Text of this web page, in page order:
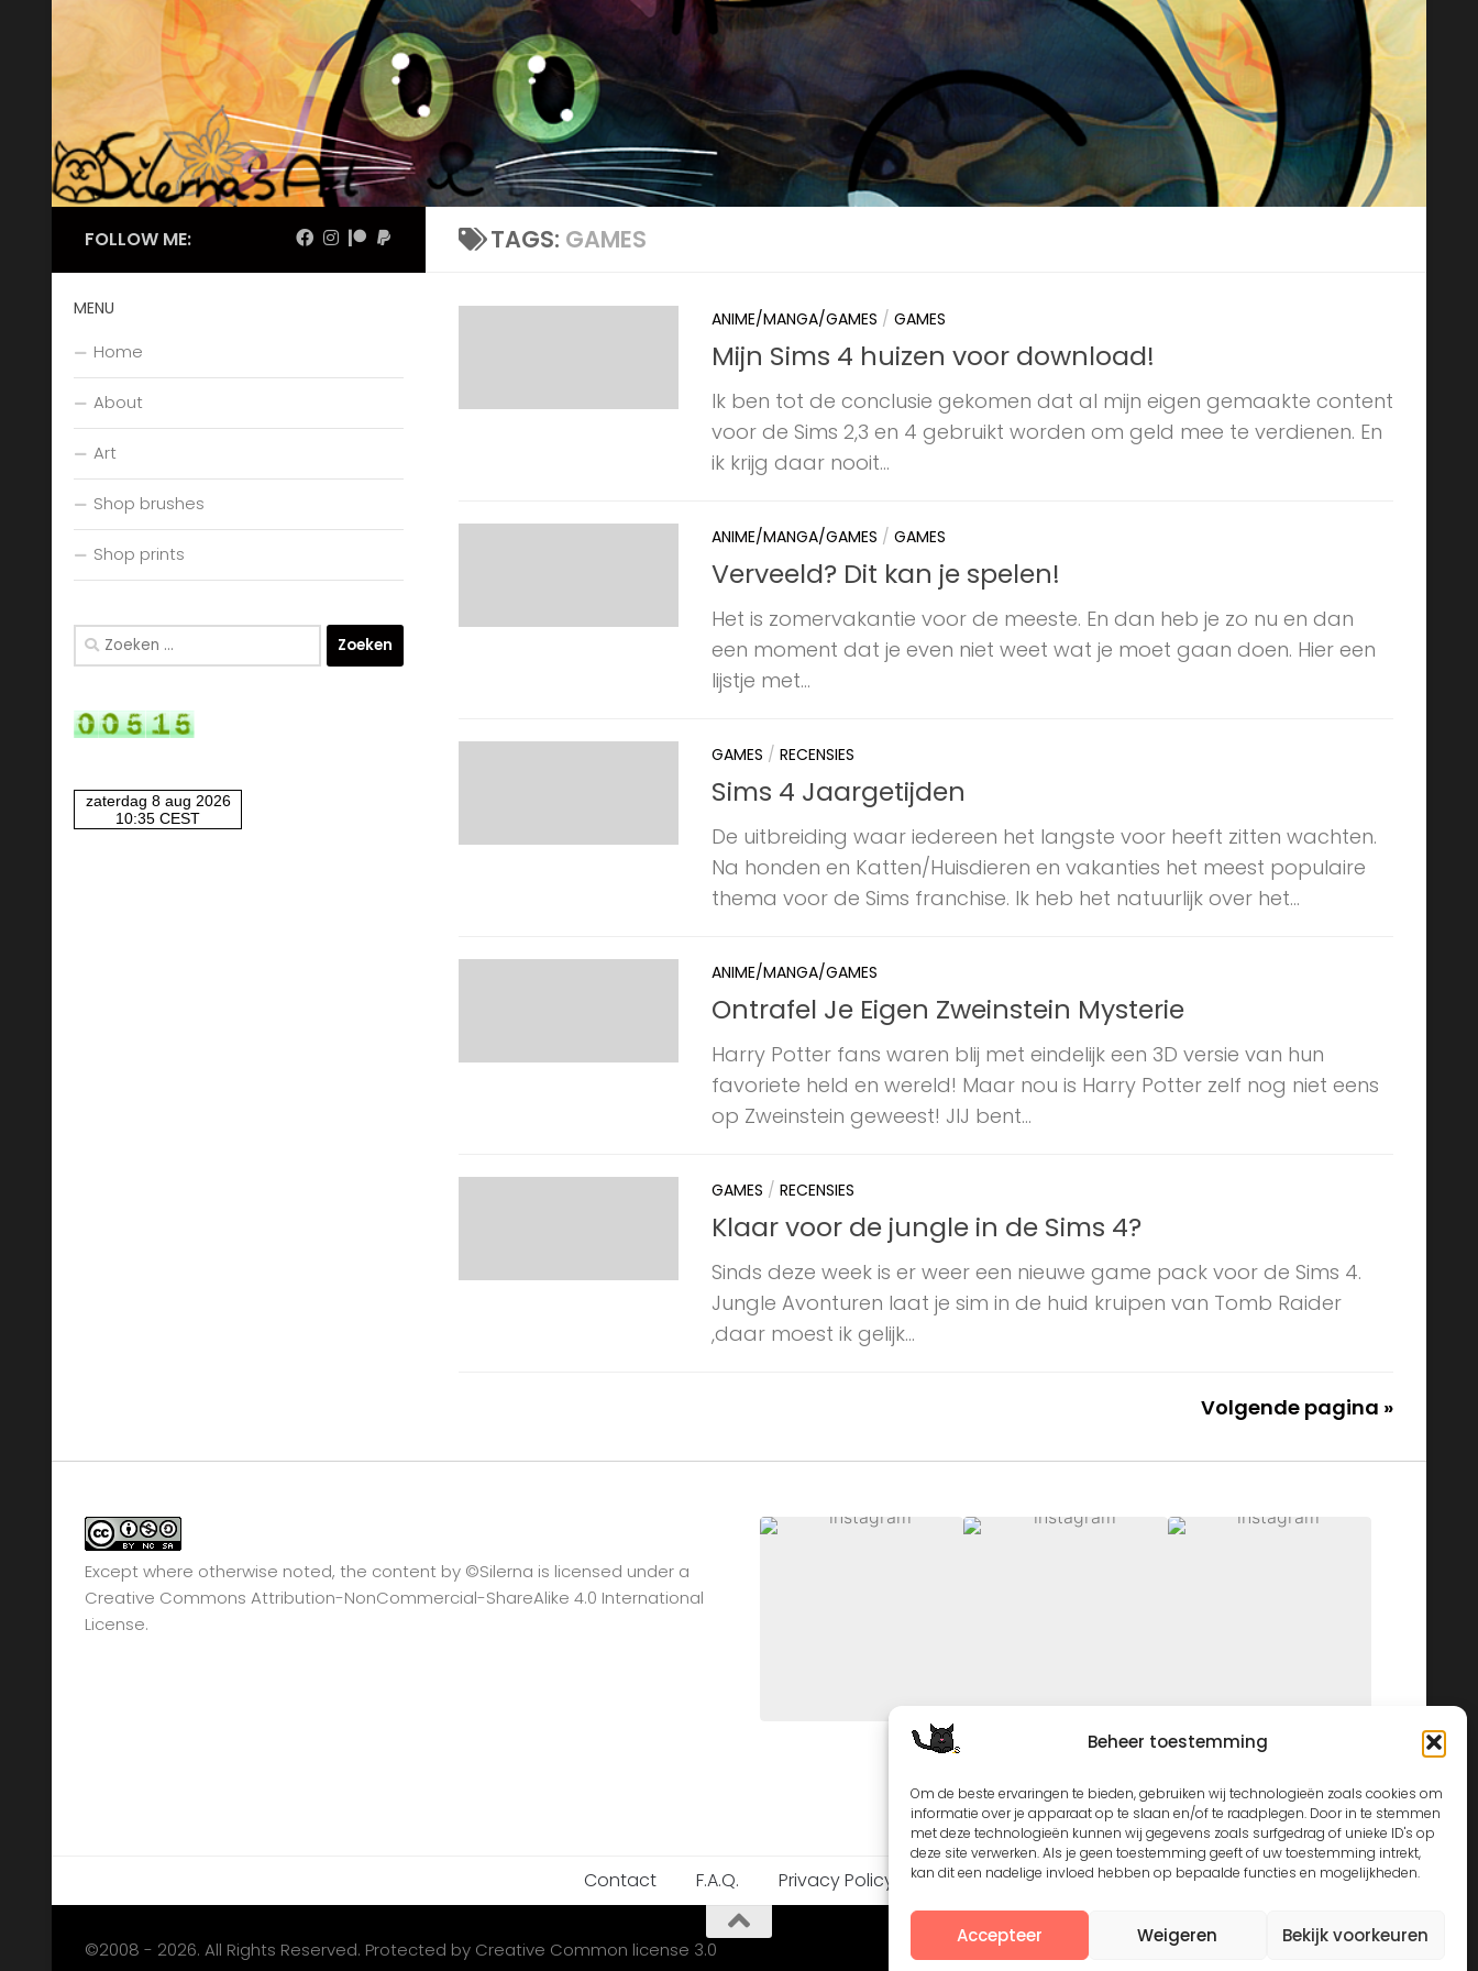
Beheer toestemming
Om de beste ervaringen te bieden, gebruiken wij technologieën zoals cookies om
informatie over je apparaat op te slaan en/of te raadplegen. Door in te stemmen
met deze technologieën kunnen wij gegevens zoals surfgedrag of unieke ID's op
deze site verwerken. Als je geen toestemming geeft of uw toestemming intrekt,
kan dit een nadelige invloed hebben op bepaalde functies en mogelijkheden.
Accepteer Weigeren Bekijk voorkeuren
Skip to content
TAGS: GAMES
ANIME/MANGA/GAMES / GAMES
Mijn Sims 4 huizen voor download!
Ik ben tot de conclusie gekomen dat al mijn eigen gemaakte content
voor de Sims 2,3 en 4 gebruikt worden om geld mee te verdienen. En
ik krijg daar nooit...
ANIME/MANGA/GAMES / GAMES
Verveeld? Dit kan je spelen!
Het is zomervakantie voor de meeste. En dan heb je zo nu en dan
een moment dat je even niet weet wat je moet gaan doen. Hier een
lijstje met...
GAMES / RECENSIES
Sims 4 Jaargetijden
De uitbreiding waar iedereen het langste voor heeft zitten wachten.
Na honden en Katten/Huisdieren en vakanties het meest populaire
thema voor de Sims franchise. Ik heb het natuurlijk over het...
ANIME/MANGA/GAMES
Ontrafel Je Eigen Zweinstein Mysterie
Harry Potter fans waren blij met eindelijk een 3D versie van hun
favoriete held en wereld! Maar nou is Harry Potter zelf nog niet eens
op Zweinstein geweest! JIJ bent...
GAMES / RECENSIES
Klaar voor de jungle in de Sims 4?
Sinds deze week is er weer een nieuwe game pack voor de Sims 4.
Jungle Avonturen laat je sim in de huid kruipen van Tomb Raider
,daar moest ik gelijk...
Volgende pagina »
FOLLOW ME:
MENU
Home
About
Art
Shop brushes
Shop prints
Zoeken
naar:
Except where otherwise noted, the content by ©Silerna is licensed under a
Creative Commons Attribution-NonCommercial-ShareAlike 4.0 International
License.
Contact F.A.Q. Privacy Policy
©2008 - 2026. All Rights Reserved. Protected by Creative Common license 3.0